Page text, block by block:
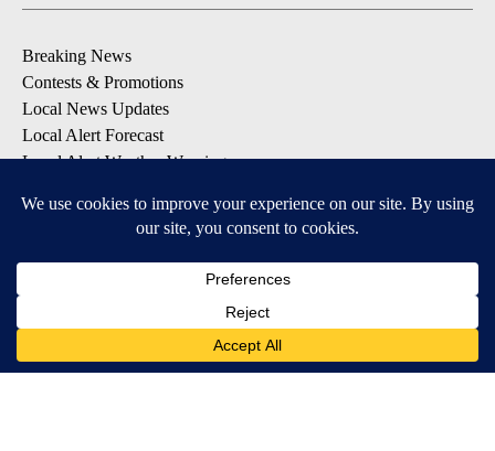
Breaking News
Contests & Promotions
Local News Updates
Local Alert Forecast
Local Alert Weather Warnings
DOWNLOAD: KTVZ APPS
Apple & Google Play Stores